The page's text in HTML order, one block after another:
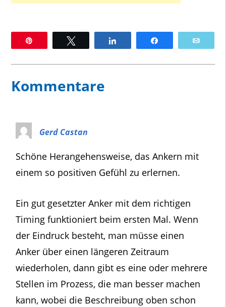
Kommentare
Gerd Castan
Schöne Herangehensweise, das Ankern mit
einem so positiven Gefühl zu erlernen.
Ein gut gesetzter Anker mit dem richtigen
Timing funktioniert beim ersten Mal. Wenn
der Eindruck besteht, man müsse einen
Anker über einen längeren Zeitraum
wiederholen, dann gibt es eine oder mehrere
Stellen im Prozess, die man besser machen
kann, wobei die Beschreibung oben schon